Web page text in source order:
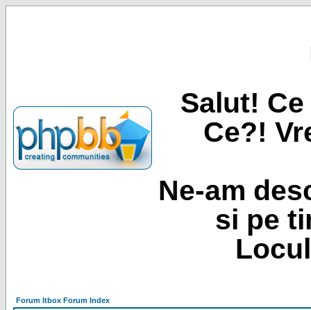
Salut!
Ce?!
Ne-am
si pe
Forum Itbox Forum Index